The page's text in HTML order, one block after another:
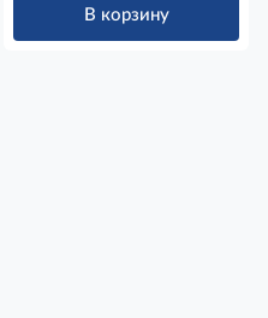
В корзину